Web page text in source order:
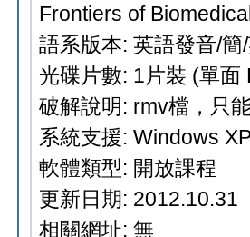
Frontiers of
語系版本: 英語發音/
光碟片數: 1片裝 (單面
破解說明: rmv檔，只
系統支援: Windows
軟體類型: 開放課程
更新日期: 2012.10.31
相關網址: 無